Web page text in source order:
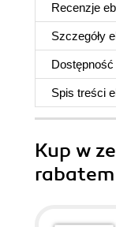
Recenzje
Szczegóły
Spis treści
Kup w
rabatem